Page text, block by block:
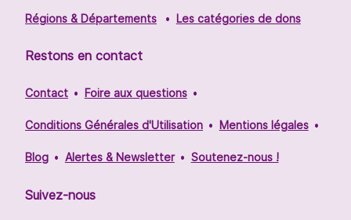
Régions & Départements Les catégories de dons
Restons en contact
Contact Foire aux questions
Conditions Générales d'Utilisation Mentions légales
Blog Alertes & Newsletter Soutenez-nous !
Suivez-nous